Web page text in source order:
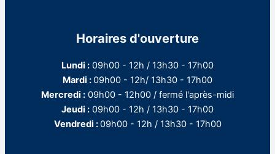
Horaires d'ouverture
Lundi : 09h00 - 12h / 13h30 - 17h00
Mardi :09h00 - 12h/ 13h30 - 17h00
Mercredi : 09h00 - 12h00 / fermé l'après-midi
Jeudi : 09h00 - 12h / 13h30 - 17h00
Vendredi :09h00 - 12h / 13h30 - 17h00